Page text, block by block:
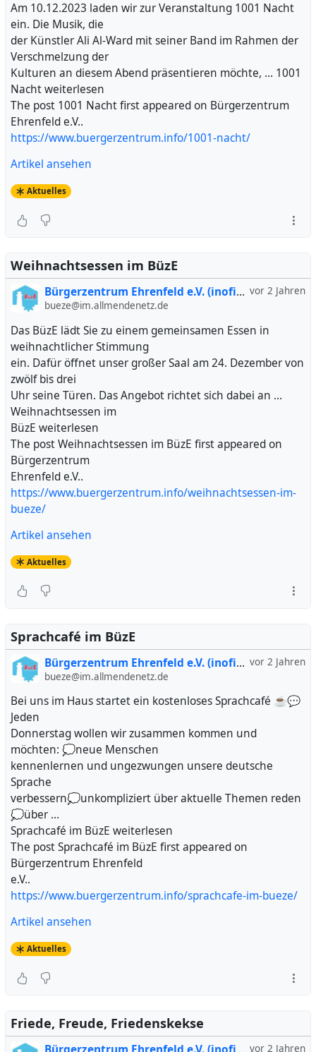
Am 10.12.2023 laden wir zur Veranstaltung 1001 Nacht
ein. Die Musik, die
der Künstler Ali Al-Ward mit seiner Band im Rahmen der
Verschmelzung der
Kulturen an diesem Abend präsentieren möchte, … 1001
Nacht weiterlesen
The post 1001 Nacht first appeared on Bürgerzentrum
Ehrenfeld e.V..
https://www.buergerzentrum.info/1001-nacht/
Artikel ansehen
Aktuelles
Weihnachtsessen im BüzE
vor 2 Jahren
Bürgerzentrum Ehrenfeld e.V. (inofiziell)
bueze@im.allmendenetz.de
Das BüzE lädt Sie zu einem gemeinsamen Essen in
weihnachtlicher Stimmung
ein. Dafür öffnet unser großer Saal am 24. Dezember von
zwölf bis drei
Uhr seine Türen. Das Angebot richtet sich dabei an …
Weihnachtsessen im
BüzE weiterlesen
The post Weihnachtsessen im BüzE first appeared on
Bürgerzentrum
Ehrenfeld e.V..
https://www.buergerzentrum.info/weihnachtsessen-im-
bueze/
Artikel ansehen
Aktuelles
Sprachcafé im BüzE
vor 2 Jahren
Bürgerzentrum Ehrenfeld e.V. (inofiziell)
bueze@im.allmendenetz.de
Bei uns im Haus startet ein kostenloses Sprachcafé ☕💬
Jeden
Donnerstag wollen wir zusammen kommen und
möchten: 💭neue Menschen
kennenlernen und ungezwungen unsere deutsche
Sprache
verbessern💭unkompliziert über aktuelle Themen reden
💭über …
Sprachcafé im BüzE weiterlesen
The post Sprachcafé im BüzE first appeared on
Bürgerzentrum Ehrenfeld
e.V..
https://www.buergerzentrum.info/sprachcafe-im-bueze/
Artikel ansehen
Aktuelles
Friede, Freude, Friedenskekse
vor 2 Jahren